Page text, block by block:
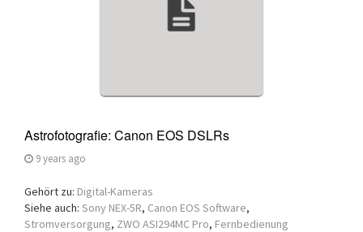
Astrofotografie: Canon EOS DSLRs
9 years ago
Gehört zu: Digital-Kameras
Siehe auch: Sony NEX-5R, Canon EOS Software,
Stromversorgung, ZWO ASI294MC Pro, Fernbedienung